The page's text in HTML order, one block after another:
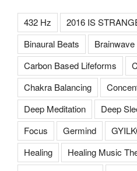
432 Hz 2016 IS
Binaural Beats
Brainwave
Carbon Based Lifeforms
Chakra Balancing
Deep Meditation
Deep
Focus
Germind
Healing
Healing Music